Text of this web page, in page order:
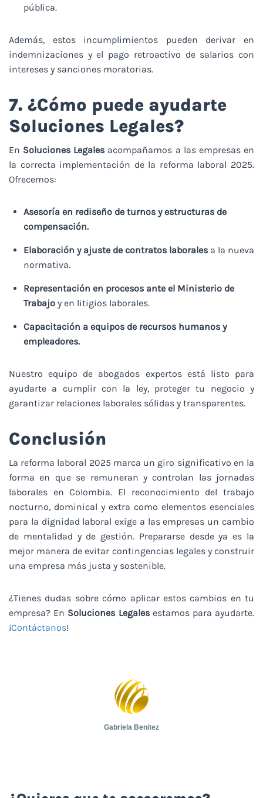
pública.
Además, estos incumplimientos pueden derivar en
indemnizaciones y el pago retroactivo de salarios con
intereses y sanciones moratorias.
7. ¿Cómo puede ayudarte
Soluciones Legales?
En Soluciones Legales acompañamos a las empresas en
la correcta implementación de la reforma laboral 2025.
Ofrecemos:
Asesoría en rediseño de turnos y estructuras de
compensación.
Elaboración y ajuste de contratos laborales a la nueva
normativa.
Representación en procesos ante el Ministerio de
Trabajo y en litigios laborales.
Capacitación a equipos de recursos humanos y
empleadores.
Nuestro equipo de abogados expertos está listo para
ayudarte a cumplir con la ley, proteger tu negocio y
garantizar relaciones laborales sólidas y transparentes.
Conclusión
La reforma laboral 2025 marca un giro significativo en la
forma en que se remuneran y controlan las jornadas
laborales en Colombia. El reconocimiento del trabajo
nocturno, dominical y extra como elementos esenciales
para la dignidad laboral exige a las empresas un cambio
de mentalidad y de gestión. Prepararse desde ya es la
mejor manera de evitar contingencias legales y construir
una empresa más justa y sostenible.
¿Tienes dudas sobre cómo aplicar estos cambios en tu
empresa? En Soluciones Legalesestamos para ayudarte.
¡Contáctanos!
Gabriela Benitez